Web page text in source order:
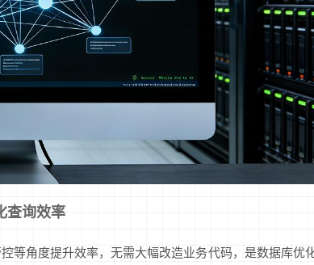
查询效率
等角度提升效率，无需大幅改造业务代码，是数据库优